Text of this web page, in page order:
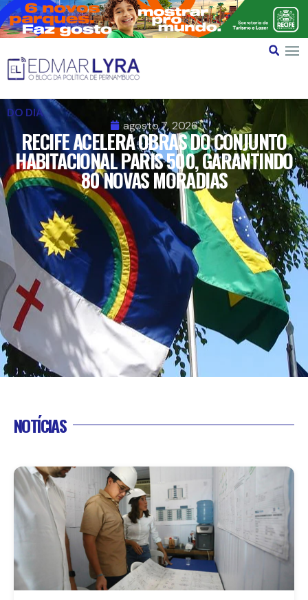
DO DIA
agosto 7, 2026
RECIFE ACELERA OBRAS DO CONJUNTO
HABITACIONAL PARIS 500, GARANTINDO
80 NOVAS MORADIAS
NOTÍCIAS